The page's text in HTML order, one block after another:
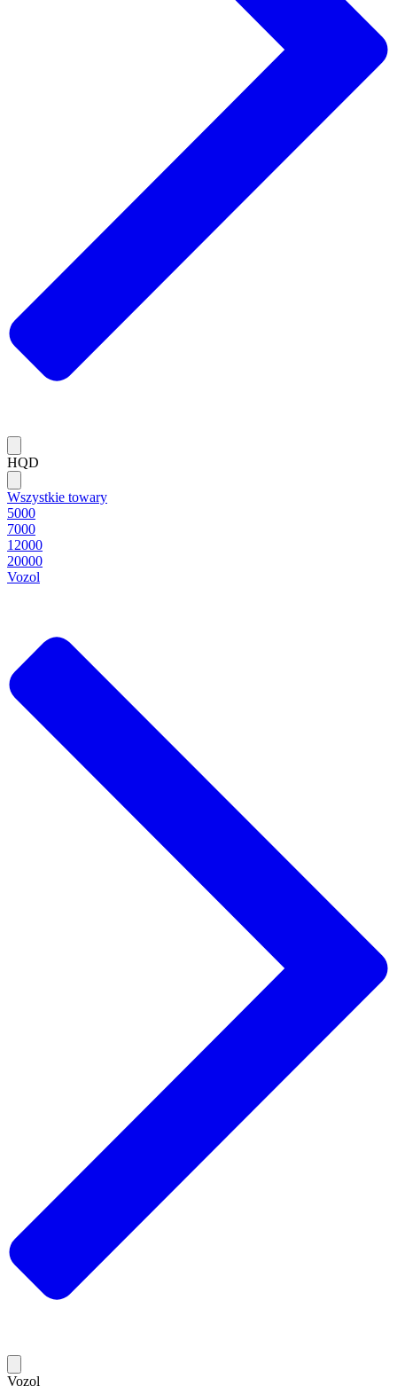
HQD
Wszystkie towary
5000
7000
12000
20000
Vozol
Vozol